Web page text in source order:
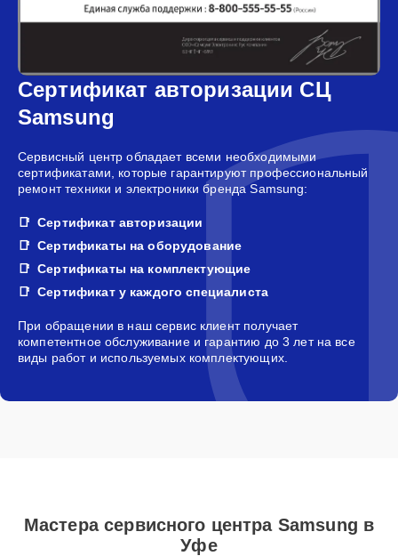
Сертификат авторизации СЦ
Samsung
Сервисный центр обладает всеми необходимыми
сертификатами, которые гарантируют профессиональный
ремонт техники и электроники бренда Samsung:
Сертификат авторизации
Сертификаты на оборудование
Сертификаты на комплектующие
Сертификат у каждого специалиста
При обращении в наш сервис клиент получает
компетентное обслуживание и гарантию до 3 лет на все
виды работ и используемых комплектующих.
Мастера сервисного центра Samsung в
Уфе